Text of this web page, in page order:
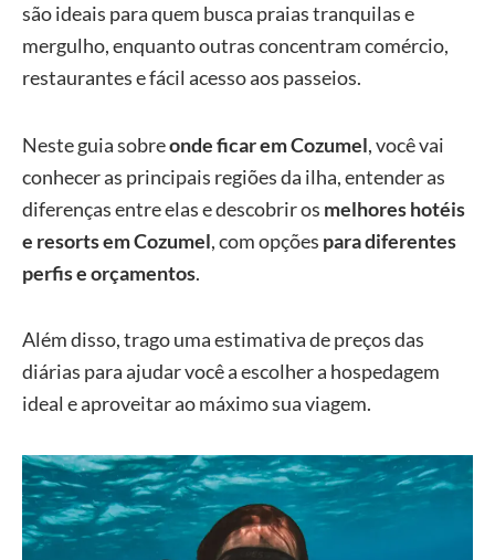
são ideais para quem busca praias tranquilas e
mergulho, enquanto outras concentram comércio,
restaurantes e fácil acesso aos passeios.
Neste guia sobreonde ficar em Cozumel, você vai
conhecer as principais regiões da ilha, entender as
diferenças entre elas e descobrir os melhores hotéis
e resorts em Cozumel, com opções para diferentes
perfis e orçamentos.
Além disso, trago uma estimativa de preços das
diárias para ajudar você a escolher a hospedagem
ideal e aproveitar ao máximo sua viagem.